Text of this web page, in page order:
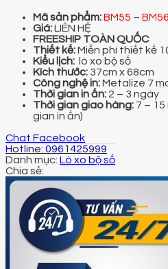
Mã sản phẩm:BM55 – BM56
Giá:LIÊN HỆ
FREESHIP TOÀN QUỐC
Thiết kế:Miễn phí thiết kế
Kiểu lịch: lò xo bộ số
Kích thước: 37cm x 68cm
Công nghệ in:Metalize 7
Thời gian in ấn: 2 – 3 ngày
Thời gian giao hàng: 7 –
gian in ấn)
Chat Facebook
Hotline: 0961425999
Danh mục: Lò xo bộ số